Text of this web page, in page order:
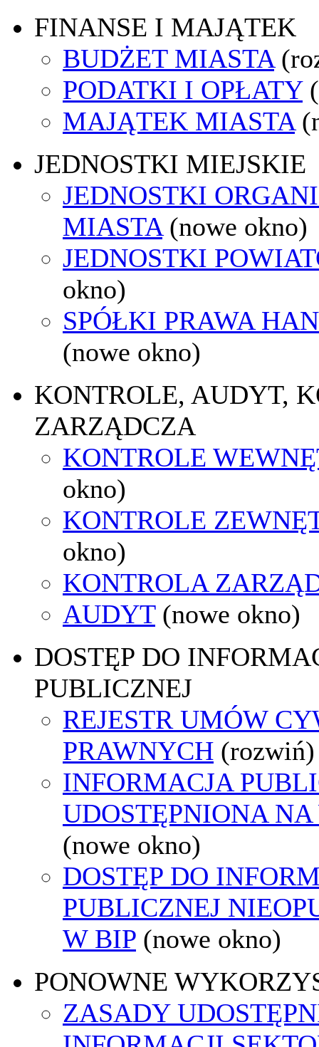
FINANSE I MAJĄTEK
BUDŻET MIASTA
PODATKI I OPŁATY
MAJĄTEK MIASTA
JEDNOSTKI MIEJSKIE
JEDNOSTKI
MIASTA (nowe okno)
JEDNOSTKI
okno)
SPÓŁKI PRAWA
(nowe okno)
KONTROLE, AUDYT,
ZARZĄDCZA
KONTROLE
okno)
KONTROLE
okno)
KONTROLA
AUDYT (nowe okno)
DOSTĘP DO
PUBLICZNEJ
REJESTR UMÓW
PRAWNYCH (rozwiń)
INFORMACJA
UDOSTĘPNIONA
(nowe okno)
DOSTĘP DO
PUBLICZNEJ
W BIP (nowe okno)
PONOWNE
ZASADY